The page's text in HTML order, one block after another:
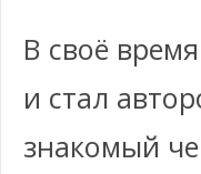
В своё
и стал
знакомый